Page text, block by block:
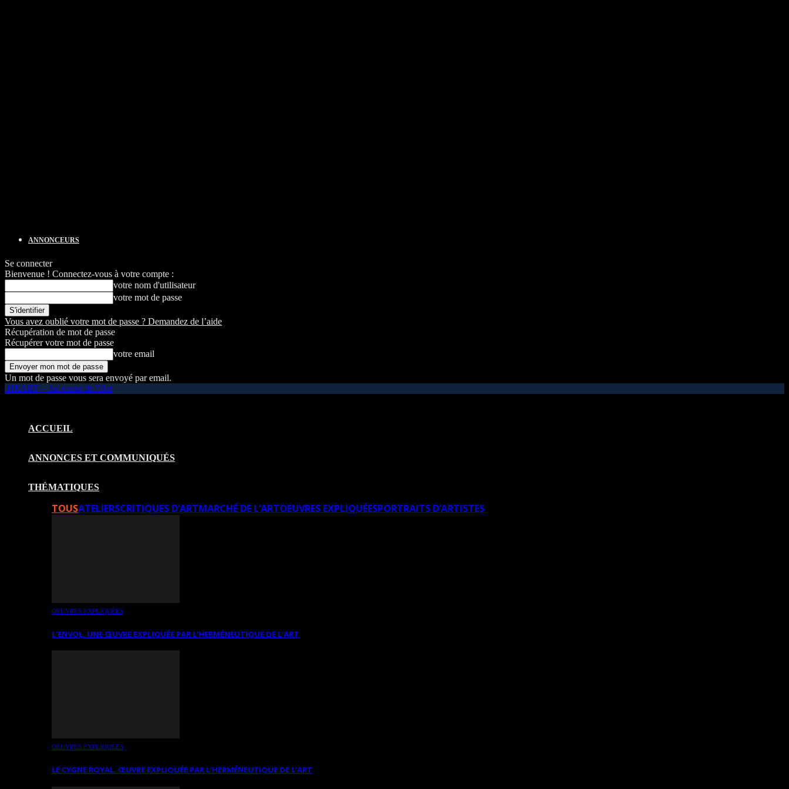
ANNONCEURS
Se connecter
Bienvenue ! Connectez-vous à votre compte :
votre nom d'utilisateur
votre mot de passe
Vous avez oublié votre mot de passe ? Demandez de l’aide
Récupération de mot de passe
Récupérer votre mot de passe
votre email
Un mot de passe vous sera envoyé par email.
HEART – Au coeur de l'Art
ACCUEIL
ANNONCES ET COMMUNIQUÉS
THÉMATIQUES
TOUSATELIERSCRITIQUES D’ARTMARCHÉ DE L’ARTOEUVRES EXPLIQUÉESPORTRAITS D’ARTISTES
OEUVRES EXPLIQUÉES
L’ENVOL, UNE ŒUVRE EXPLIQUÉE PAR L’HERMÉNEUTIQUE DE L’ART
OEUVRES EXPLIQUÉES
LE CYGNE ROYAL. ŒUVRE EXPLIQUÉE PAR L’HERMÉNEUTIQUE DE L’ART